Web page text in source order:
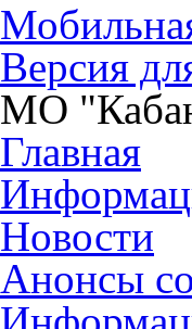
Версия
МО
Главная
Новости
Анонсы